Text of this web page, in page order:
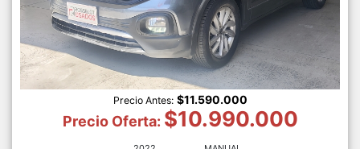
Precio Antes: $11.590.000
Precio Oferta: $10.990.000